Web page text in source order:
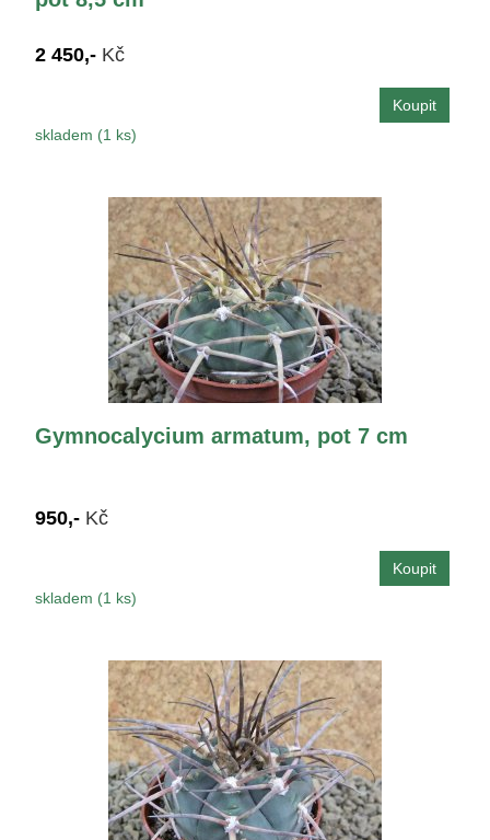
2 450,- Kč
skladem (1 ks)
Gymnocalycium armatum, pot 7 cm
950,- Kč
skladem (1 ks)